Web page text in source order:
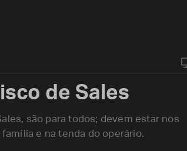
de Sales
são para todos; devem estar nos
e na tenda do operário.